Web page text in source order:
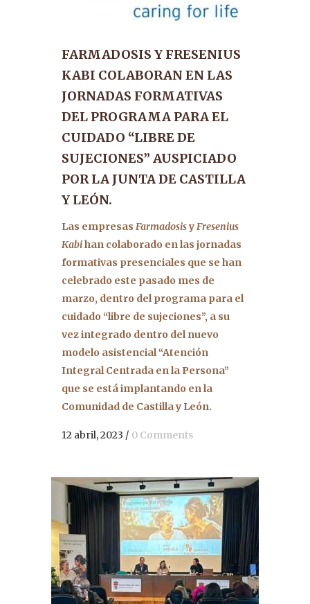
FARMADOSIS Y FRESENIUS
KABI COLABORAN EN LAS
JORNADAS FORMATIVAS
DEL PROGRAMA PARA EL
CUIDADO “LIBRE DE
SUJECIONES” AUSPICIADO
POR LA JUNTA DE CASTILLA
Y LEÓN.
Las empresas FarmadosisyFresenius
Kabihan colaborado en las jornadas
formativas presenciales que se han
celebrado este pasado mes de
marzo, dentro del programa para el
cuidado “libre de sujeciones”, a su
vez integrado dentro del nuevo
modelo asistencial “Atención
Integral Centrada en la Persona”
que se está implantando en la
Comunidad de Castilla y León.
12 abril, 2023 / 0 Comments